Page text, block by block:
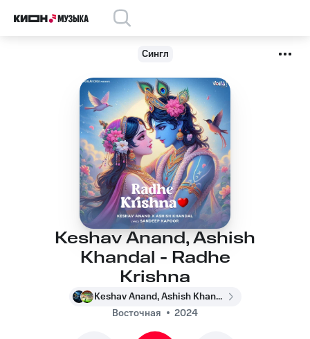
Сингл
Keshav Anand, Ashish
Khandal - Radhe
Krishna
Keshav Anand, Ashish Khandal
Восточная
2024